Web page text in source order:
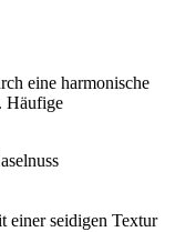
eine harmonische
Häufige
einer seidigen Textur